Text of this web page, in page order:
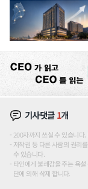
기사댓글 1개
200자까지 쓰실 수 있습니
저작권 등 다른 사람의 권리
수 있습니다.
타인에게 불쾌감을 주는 욕
단에 의해 삭제 합니다.